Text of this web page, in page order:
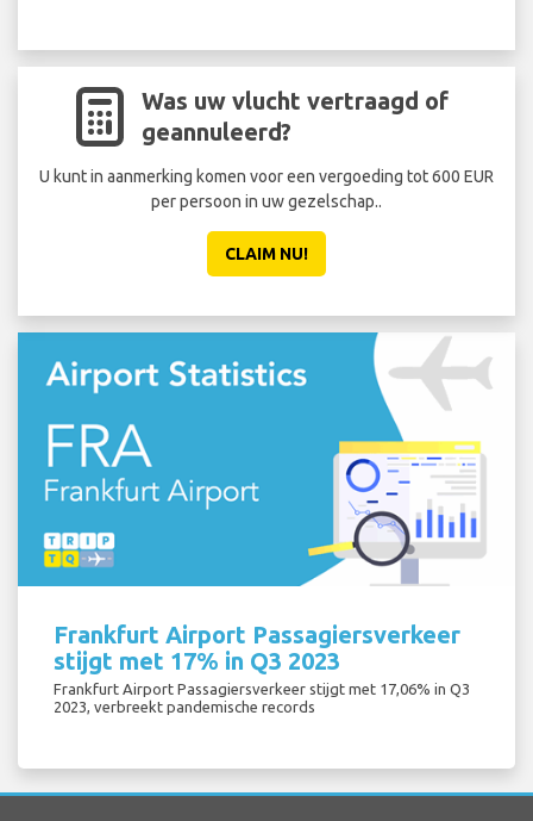
Was uw vlucht vertraagd of
geannuleerd?
U kunt in aanmerking komen voor een vergoeding tot 600 EUR
per persoon in uw gezelschap..
CLAIM NU!
Frankfurt Airport Passagiersverkeer
stijgt met 17% in Q3 2023
Frankfurt Airport Passagiersverkeer stijgt met 17,06% in Q3
2023, verbreekt pandemische records